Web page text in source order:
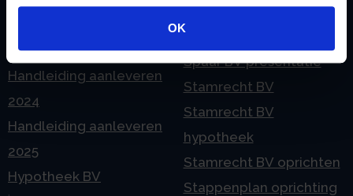
gebruiken.
OK
2023
Handleiding aanleveren
2024
Handleiding aanleveren
2025
Hypotheek BV
Spaar BV presentatie
Stamrecht BV
Stamrecht BV
hypotheek
Stamrecht BV oprichten
Stappenplan oprichting